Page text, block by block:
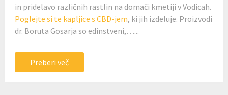
in pridelavo različnih rastlin na domači kmetiji v Vodicah.
Poglejte si te kapljice s CBD-jem, ki jih izdeluje. Proizvodi
dr. Boruta Gosarja so edinstveni,…...
Preberi več